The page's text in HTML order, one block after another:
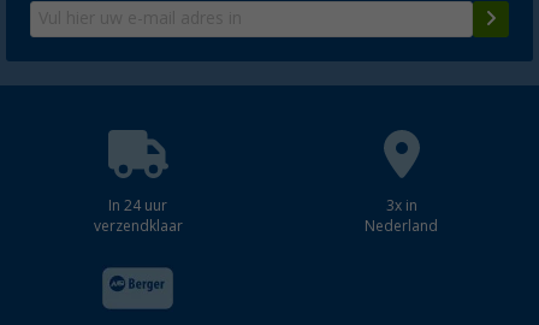
In 24 uur
verzendklaar
3x in
Nederland